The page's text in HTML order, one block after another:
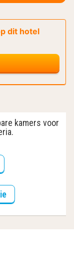
dit hotel
kamers voor